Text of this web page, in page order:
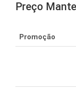
Preço
Promoção